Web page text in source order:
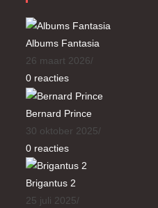
Albums Fantasia
26 maart 2026/
0 reacties
Bernard Prince
30 oktober 2025/
0 reacties
Brigantus 2
25 juli 2025/